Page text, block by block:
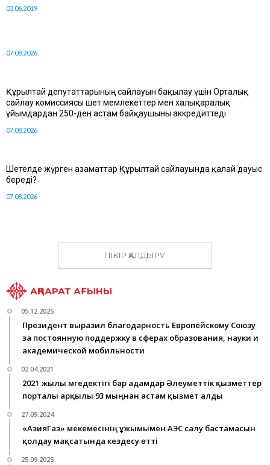
03.06.2019
07.08.2026
Құрылтай депутаттарының сайлауын бақылау үшін Орталық
сайлау комиссиясы шет мемлекеттер мен халықаралық
ұйымдардан 250-ден астам байқаушыны аккредиттеді.
07.08.2026
Шетелде жүрген азаматтар Құрылтай сайлауында қалай дауыс
береді?
07.08.2026
ПІКІР ҚАЛДЫРУ
АҚПАРАТ АҒЫНЫ
05.12.2025
Президент выразил благодарность Европейскому Союзу
за постоянную поддержку в сферах образования, науки и
академической мобильности
02.04.2021
2021 жылы мүгедектігі бар адамдар Әлеуметтік қызметтер
порталы арқылы 93 мыңнан астам қызмет алды
27.09.2024
«АзияГаз» мекемесінің ұжымымен АЭС салу бастамасын
қолдау мақсатында кездесу өтті
25.09.2025